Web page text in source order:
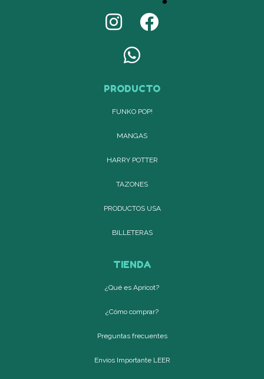
PRODUCTO
FUNKO POP!
MANGAS
HARRY POTTER
TAZONES
PRODUCTOS USA
BILLETERAS
TIENDA
¿Qué es Apricot?
¿Cómo comprar?
Preguntas frecuentes
Envíos Importante LEER